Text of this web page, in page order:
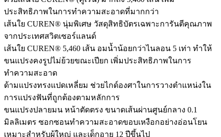
ประสิทธิภาพในการทำความสะอาดที่มากกว่า
เส้นใย CUREN® นุ่มพิเศษ วัสดุสิทธิบัตรเฉพาะการันตีคุณภาพ
จากประเทศสวิตเซอร์แลนด์
เส้นใย CUREN® 5,460 เส้น อมน้ำน้อยกว่าไนลอน 5 เท่า ทำให้
ขนแปรงคงรูปไม่ย้วยขณะเปียก เพิ่มประสิทธิภาพในการ
ทำความสะอาด
ด้ามแปรงทรงแปดเหลี่ยม ช่วยไกด์องศาในการวางตำแหน่งใน
การแปรงฟันที่ถูกต้องตามหลักการ
ขนแปรงปลายมน หน้าตัดตรง ขนาดเส้นผ่านศูนย์กลาง 0.1
มิลลิเมตร ซอกซอนทำความสะอาดขอบเหงือกอย่างอ่อนโยน
เหมาะสำหรับผู้ใหญ่ และเด็กอายุ 12 ปีขึ้นไป